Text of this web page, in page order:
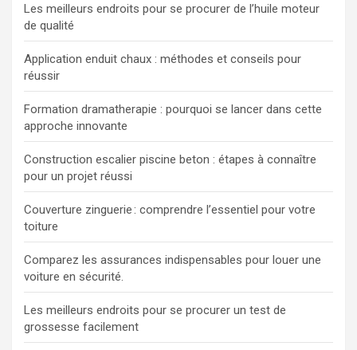
Les meilleurs endroits pour se procurer de l’huile moteur
de qualité
Application enduit chaux : méthodes et conseils pour
réussir
Formation dramatherapie : pourquoi se lancer dans cette
approche innovante
Construction escalier piscine beton : étapes à connaître
pour un projet réussi
Couverture zinguerie : comprendre l’essentiel pour votre
toiture
Comparez les assurances indispensables pour louer une
voiture en sécurité.
Les meilleurs endroits pour se procurer un test de
grossesse facilement